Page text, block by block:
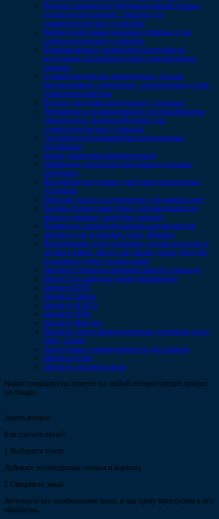
Водные клапаны/регуляторы/основной клапан
подачи воды/соленойд, эжектор для
стоматологических установок
Распределительные клапаны (гребенки) для
стоматологических установок
Пневмоклапаны держателей инструмента/
воздушных педалей/воздушно-электрические
клапана
Стоматологические наконечники, гильзы,
быстросъёмное соединение, электропривод, блок
управления креслом
Педали для стоматологических установок
Дренажные и аспирационные системы/фильтры
слюноотсоса, пылесоса/бутылки для
стоматологических установок
Соединители/тройники/быстроразъемные
соединения
Блоки управления фиброоптикой
Мембраны для распределительного клапана
(гребёнок)
Воздушные редукторы для стоматологических
установок
Запасные части и соединители для компрессора
Гигиена (прикусные блоки, роторасширители,
зеркала, ёршики, защитные экраны)
Держатели стоматологических инструментов
Запчасти для установок A-dec, Belmont
Портативные стом установки, столик ассистента,
подача в сборе, масло для смазки, чехол для стом
установки, ручки столика врача
Запчасти Cattani к аспирации aspi-jet и mono-jet
Запчасти и комплектующие Woodpecker
Запчасти DTE
Запчасти Sirona
Запчасти KAVO
Запчасти NSK
Запчасти Bien Air
Запчасти для стоматологических установок Anya,
Siger, Azimut
Аксессуары и принадлежности для сканера
Запчасти Coxo
Запчасти для автоклавов
Наши специалисты ответят на любой интересующий вопрос
по товару
Задать вопрос
Как сделать заказ?
1 Выберите товар
Добавьте необходимые товары в корзину.
2 Оформите заказ
Заполните все необходимые поля, и мы сразу приступим к его
обработке.